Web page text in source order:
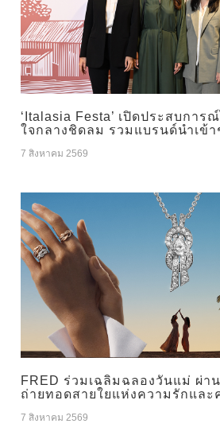
‘Italasia Festa’ เปิดประสบการ
ใจกลางชิดลม รวมแบรนด์นำเข้
7 สิงหาคม 2569
FRED ร่วมเฉลิมฉลองวันแม่ ผ่า
ถ่ายทอดสายใยแห่งความรักแล
7 สิงหาคม 2569